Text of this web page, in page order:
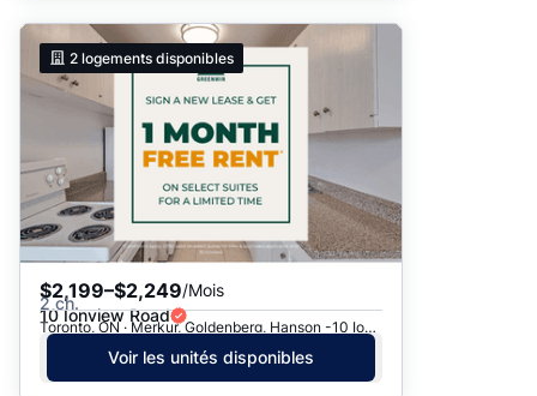
2 logements disponibles
$2,199–$2,249/Mois
2 ch.
10 Ionview Road
Toronto, ON · Merkur, Goldenberg, Hanson -10 Ionview Rd.
Voir les unités disponibles